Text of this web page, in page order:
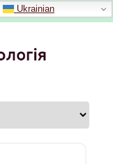
Ukrainian